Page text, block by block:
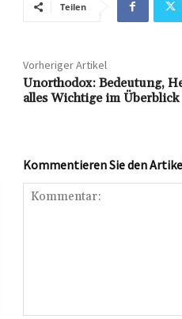
Teilen
Vorheriger Artikel
Unorthodox: Bedeutung,
alles Wichtige im Überblick
Kommentieren Sie den